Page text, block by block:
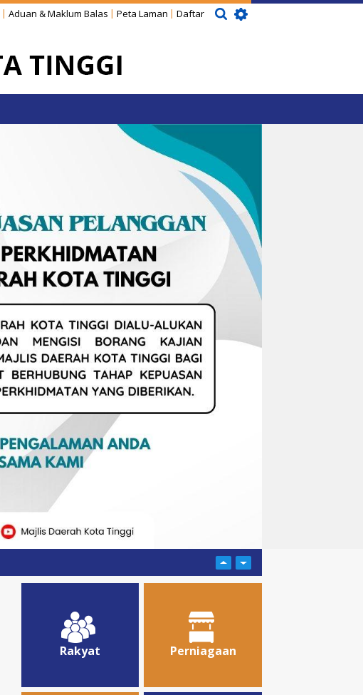
Aduan & Maklum Balas Peta Laman Daftar
Rakyat Perniagaan